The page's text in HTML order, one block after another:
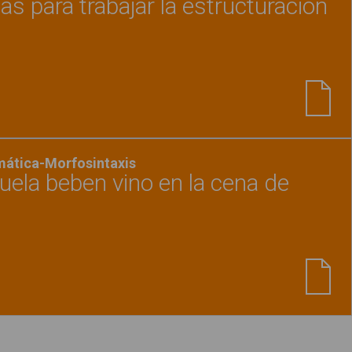
para trabajar la estructuración
Morfosintaxis
beben vino en la cena de